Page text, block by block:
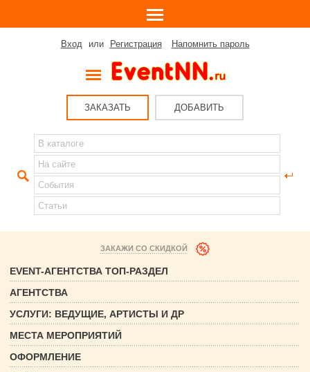
Вход или Регистрация Напомнить пароль
ЗАКАЗАТЬ ДОБАВИТЬ
ЗАКАЖИ СО СКИДКОЙ
EVENT-АГЕНТСТВА ТОП-РАЗДЕЛ
АГЕНТСТВА
УСЛУГИ: ВЕДУЩИЕ, АРТИСТЫ И ДР
МЕСТА МЕРОПРИЯТИЙ
ОФОРМЛЕНИЕ